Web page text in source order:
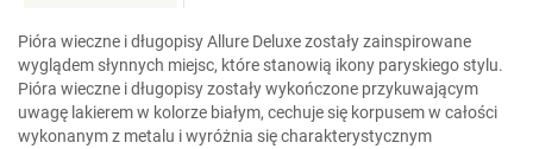
Pióra wieczne i długopisy Allure Deluxe zostały zainspirowane
wyglądem słynnych miejsc, które stanowią ikony paryskiego stylu.
Pióra wieczne i długopisy zostały wykończone przykuwającym
uwagę lakierem w kolorze białym, cechuje się korpusem w całości
wykonanym z metalu i wyróżnia się charakterystycznym